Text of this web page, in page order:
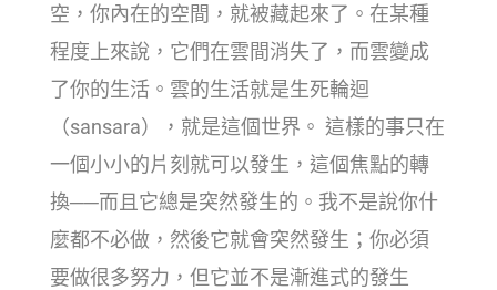
空，你內在的空間，就被藏起來了。在某種
程度上來說，它們在雲間消失了，而雲變成
了你的生活。雲的生活就是生死輪迴
（sansara），就是這個世界。 這樣的事只在
一個小小的片刻就可以發生，這個焦點的轉
換──而且它總是突然發生的。我不是說你什
麼都不必做，然後它就會突然發生；你必須
要做很多努力，但它並不是漸進式的發生